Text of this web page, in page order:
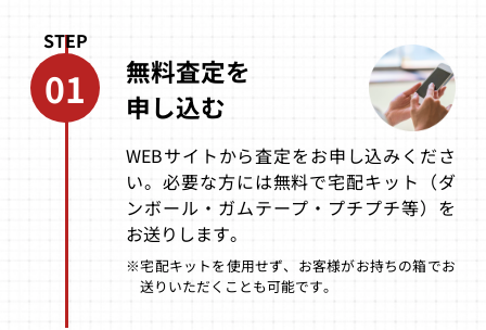
買取価格
25,000
買取価格
18,000
買取価格
16,000
しっぽでブン
買取価格
チキチキマシン
猛レース
買取価格
15,000
ザードの伝説2
15,000
STEP
01
無料査定を
申し込む
WEBサイトから査定をお申し込みくださ
い。必要な方には無料で宅配キット（ダ
ンボール・ガムテープ・プチプチ等）を
お送りします。
※宅配キットを使用せず、お客様がお持ちの箱でお
送りいただくことも可能です。